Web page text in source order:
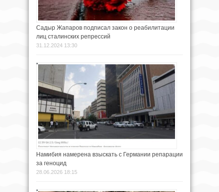
Садыр Жапаров подписал закон о реабилитации
лиц сталинских репрессий
31.12.2024 13:30
Намибия намерена взыскать с Германии репарации
за геноцид
28.06.2026 18:15